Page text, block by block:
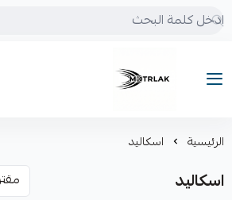
Motrlak
الرئيسية اسكاليد
اسكاليد